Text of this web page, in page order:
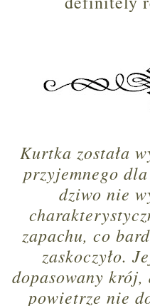
Kurtka została
przyjemnego
dziwo nie
zapachu, co
zaskoczyło.
dopasowany
powietrze nie